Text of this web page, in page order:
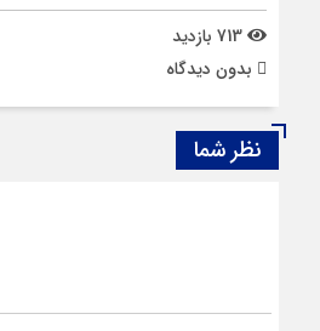
بدون دیدگاه
نظر شما